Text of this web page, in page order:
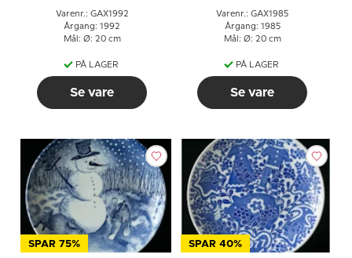
Varenr.: GAX1992
Årgang: 1992
Mål: Ø: 20 cm
PÅ LAGER
Se vare
Varenr.: GAX1985
Årgang: 1985
Mål: Ø: 20 cm
PÅ LAGER
Se vare
SPAR 75% SPAR 40%